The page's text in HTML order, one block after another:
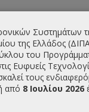
Συστημάτων
της Ελλάδος
του
Ευφυείς
τους
από 8 Ιουλίου 2026